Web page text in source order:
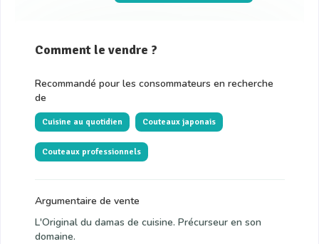
Comment le vendre ?
Recommandé pour les consommateurs en recherche
de
Cuisine au quotidien Couteaux japonais
Couteaux professionnels
Argumentaire de vente
L'Original du damas de cuisine. Précurseur en son
domaine.